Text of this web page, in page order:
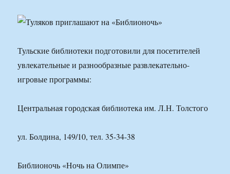
Тульские библиотеки подготовили для посетителей
увлекательные и разнообразные развлекательно-
игровые программы:
Центральная городская библиотека им. Л.Н. Толстого
ул. Болдина, 149/10, тел. 35-34-38
Библионочь «Ночь на Олимпе»